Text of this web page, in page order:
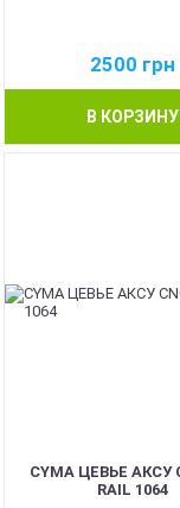
2500 грн
В КОРЗИНУ
CYMA ЦЕВЬЕ АКСУ
RAIL 1064